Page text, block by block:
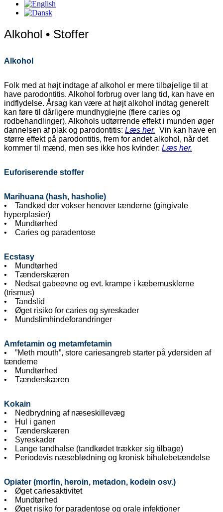
Alkohol • Stoffer
Alkohol
Folk med at højt indtage af alkohol er mere tilbøjelige til at
have parodontitis. Alkohol forbrug over lang tid, kan have en
indflydelse. Årsag kan være at højt alkohol indtag generelt
kan føre til dårligere mundhygiejne (flere caries og
rodbehandlinger). Alkohols udtørrende effekt i munden øger
dannelsen af plak og parodontitis: Læs her. Vin kan have en
større effekt på parodontitis, frem for andet alkohol, når det
kommer til mænd, men ses ikke hos kvinder: Læs her.
Euforiserende stoffer
Marihuana (hash, hasholie)
• Tandkød der vokser henover tænderne (gingivale
hyperplasier)
• Mundtørhed
• Caries og paradentose
Ecstasy
• Mundtørhed
• Tænderskæren
• Nedsat gabeevne og evt. krampe i kæbemusklerne
(trismus)
• Tandslid
• Øget risiko for caries og syreskader
• Mundslimhindeforandringer
Amfetamin og metamfetamin
• ”Meth mouth”, store cariesangreb starter på ydersiden af
tænderne
• Mundtørhed
• Tænderskæren
Kokain
• Nedbrydning af næseskillevæg
• Hul i ganen
• Tænderskæren
• Syreskader
• Lange tandhalse (tandkødet trækker sig tilbage)
• Periodevis næseblødning og kronisk bihulebetændelse
Opiater (morfin, heroin, metadon, kodein osv.)
• Øget cariesaktivitet
• Mundtørhed
• Øget risiko for paradentose og orale infektioner